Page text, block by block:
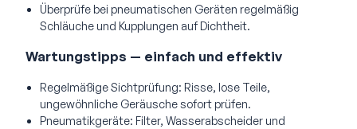
Überprüfe bei pneumatischen Geräten regelmäßig
Schläuche und Kupplungen auf Dichtheit.
Wartungstipps — einfach und effektiv
Regelmäßige Sichtprüfung: Risse, lose Teile,
ungewöhnliche Geräusche sofort prüfen.
Pneumatikgeräte: Filter, Wasserabscheider und